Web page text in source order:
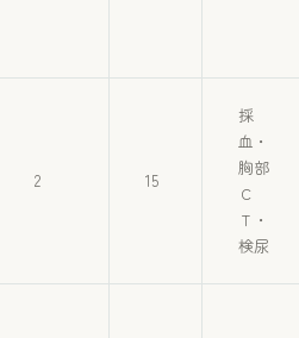
2 15
採
血・
胸部
Ｃ
Ｔ・
検尿